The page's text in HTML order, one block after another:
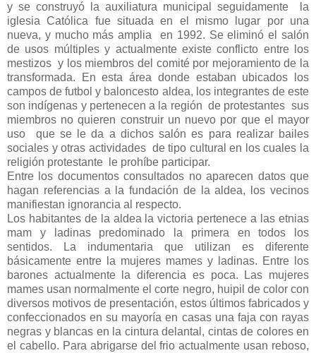
y se construyó la auxiliatura municipal seguidamente la
iglesia Católica fue situada en el mismo lugar por una
nueva, y mucho más amplia en 1992. Se eliminó el salón
de usos múltiples y actualmente existe conflicto entre los
mestizos y los miembros del comité por mejoramiento de la
transformada. En esta área donde estaban ubicados los
campos de futbol y baloncesto aldea, los integrantes de este
son indígenas y pertenecen a la región de protestantes sus
miembros no quieren construir un nuevo por que el mayor
uso que se le da a dichos salón es para realizar bailes
sociales y otras actividades de tipo cultural en los cuales la
religión protestante le prohíbe participar.
Entre los documentos consultados no aparecen datos que
hagan referencias a la fundación de la aldea, los vecinos
manifiestan ignorancia al respecto.
Los habitantes de la aldea la victoria pertenece a las etnias
mam y ladinas predominado la primera en todos los
sentidos. La indumentaria que utilizan es diferente
básicamente entre la mujeres mames y ladinas. Entre los
barones actualmente la diferencia es poca. Las mujeres
mames usan normalmente el corte negro, huipil de color con
diversos motivos de presentación, estos últimos fabricados y
confeccionados en su mayoría en casas una faja con rayas
negras y blancas en la cintura delantal, cintas de colores en
el cabello. Para abrigarse del frio actualmente usan reboso,